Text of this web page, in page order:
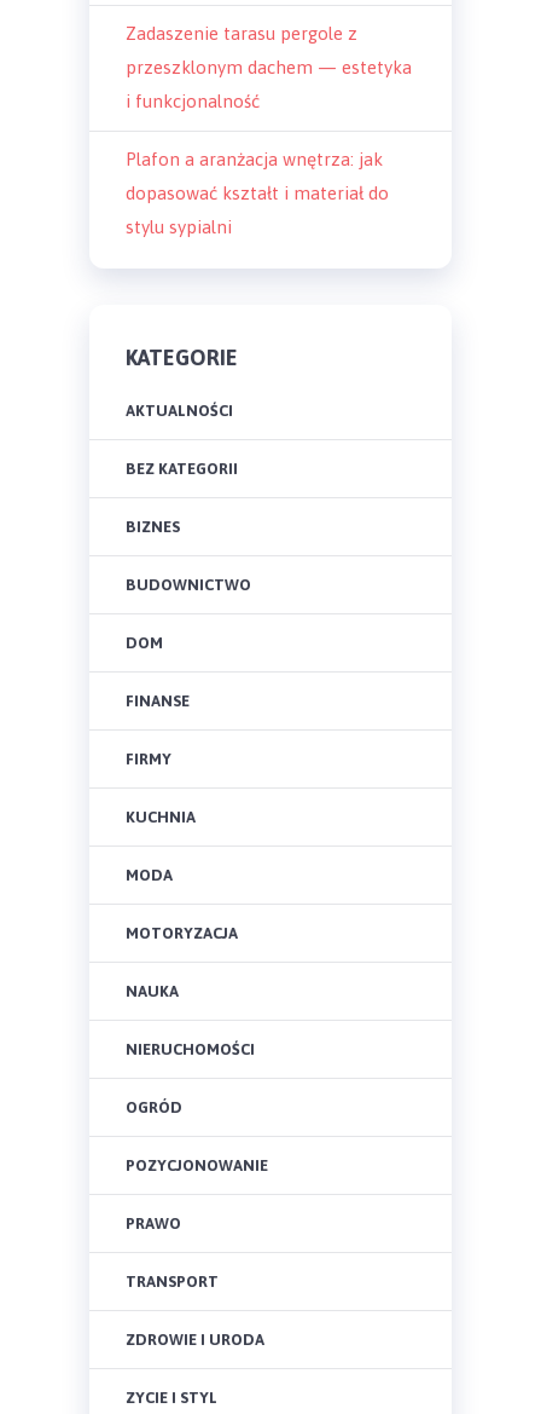
Zadaszenie tarasu pergole z
przeszklonym dachem — estetyka
i funkcjonalność
Plafon a aranżacja wnętrza: jak
dopasować kształt i materiał do
stylu sypialni
KATEGORIE
AKTUALNOŚCI
BEZ KATEGORII
BIZNES
BUDOWNICTWO
DOM
FINANSE
FIRMY
KUCHNIA
MODA
MOTORYZACJA
NAUKA
NIERUCHOMOŚCI
OGRÓD
POZYCJONOWANIE
PRAWO
TRANSPORT
ZDROWIE I URODA
ZYCIE I STYL